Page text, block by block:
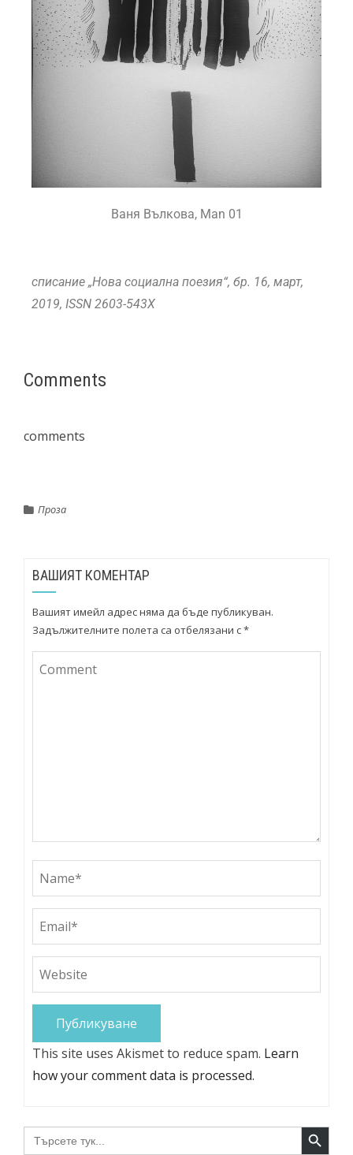
Ваня Вълкова, Man 01
списание „Нова социална поезия“, бр. 16, март,
2019, ISSN 2603-543X
Comments
comments
Проза
ВАШИЯТ КОМЕНТАР
Вашият имейл адрес няма да бъде публикуван.
Задължителните полета са отбелязани с*
This site uses Akismet to reduce spam. Learn
how your comment data is processed.
Search
for:
Search Button